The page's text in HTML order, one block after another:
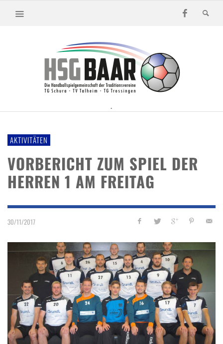
.
AKTIVITÄTEN
VORBERICHT ZUM SPIEL DER
HERREN 1 AM FREITAG
30/11/2017